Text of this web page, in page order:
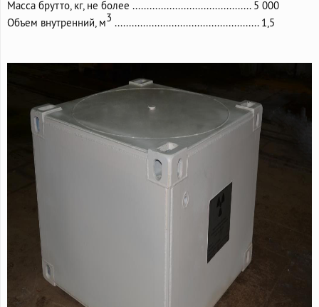
Масса брутто, кг, не более .......................................... 5 000
Объем внутренний, м3 ................................................... 1,5